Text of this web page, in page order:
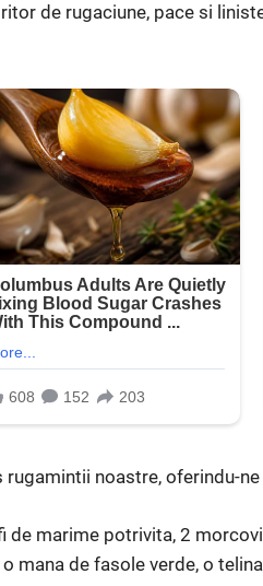
de rugaciune, pace si
noastre, oferindu-
marime potrivita, 2
mana de fasole verde, o